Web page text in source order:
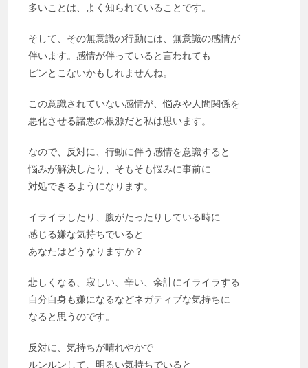
多いことは、よく知られていることです。
そして、その無意識の行動には、無意識の感情が
伴います。感情が伴っていると言われても
ピンとこないかもしれませんね。
この意識されていない感情が、悩みや人間関係を
悪化させる諸悪の根源だと私は思います。
なので、反対に、行動に伴う感情を意識すると
悩みが解決したり、そもそも悩みに事前に
対処できるようになります。
イライラしたり、腹がたったりしている時に
感じる嫌な気持ちでいると
あなたはどうなりますか？
悲しくなる、寂しい、辛い、余計にイライラする
自分自身も嫌になるなどネガティブな気持ちに
なると思うのです。
反対に、気持ちが晴れやかで
ルンルンして、明るい気持ちでいると